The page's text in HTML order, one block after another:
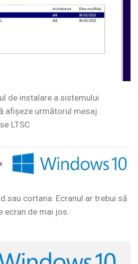
de instalare a sistemului
afișeze următorul mesaj.
LTSC
sau cortana. Ecranul ar trebui să
ecran de mai jos.